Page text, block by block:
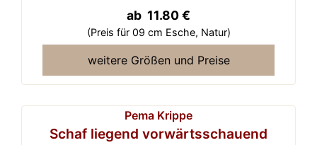
ab 11.80 €
(Preis für 09 cm Esche, Natur)
weitere Größen und Preise
Pema Krippe
Schaf liegend vorwärtsschauend